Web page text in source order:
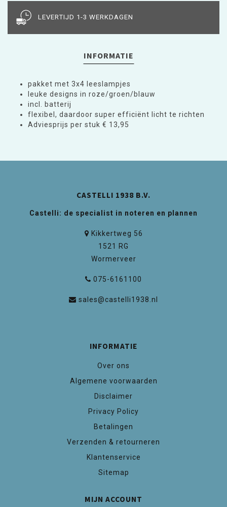
LEVERTIJD 1-3 WERKDAGEN
INFORMATIE
pakket met 3x4 leeslampjes
leuke designs in roze/groen/blauw
incl. batterij
flexibel, daardoor super efficiënt licht te richten
Adviesprijs per stuk € 13,95
CASTELLI 1938 B.V.
Castelli: de specialist in noteren en plannen
Kikkertweg 56
1521 RG
Wormerveer
075-6161100
sales@castelli1938.nl
INFORMATIE
Over ons
Algemene voorwaarden
Disclaimer
Privacy Policy
Betalingen
Verzenden & retourneren
Klantenservice
Sitemap
MIJN ACCOUNT